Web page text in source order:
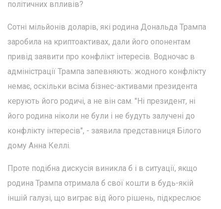
політичних впливів?
Сотні мільйонів доларів, які родина Дональда Трампа
заробила на криптоактивах, дали його опонентам
привід заявити про конфлікт інтересів. Водночас в
адміністрації Трампа запевняють: жодного конфлікту
немає, оскільки всіма бізнес-активами президента
керують його родичі, а не він сам. "Ні президент, ні
його родина ніколи не були і не будуть залучені до
конфлікту інтересів", - заявила представниця Білого
дому Анна Келлі.
Проте подібна дискусія виникла б і в ситуації, якщо
родина Трампа отримала б свої кошти в будь-якій
іншій галузі, що виграє від його рішень, підкреслює